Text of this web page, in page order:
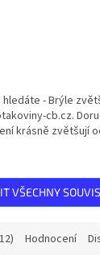
- Brýle
cb.cz.
krásně zvětšují
VŠECHNY
Hodnocení